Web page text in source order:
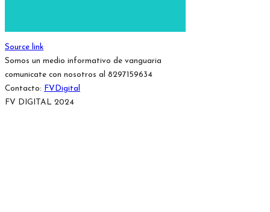
Source link
Somos un medio informativo de vanguaria
comunicate con nosotros al 8297159634
Contacto:
FVDigital
FV DIGITAL 2024